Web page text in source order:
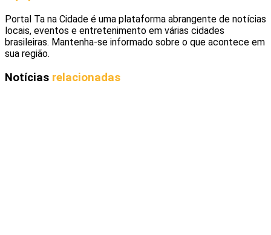
Portal Ta na Cidade é uma plataforma abrangente de notícias
locais, eventos e entretenimento em várias cidades
brasileiras. Mantenha-se informado sobre o que acontece em
sua região.
Notícias relacionadas